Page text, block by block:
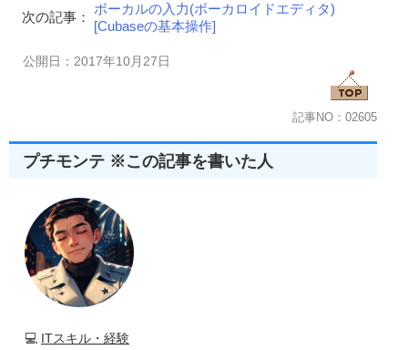
次の記事：
ボーカルの入力(ボーカロイドエディタ)
[Cubaseの基本操作]
公開日：2017年10月27日
記事NO：02605
プチモンテ ※この記事を書いた人
💻 ITスキル・経験